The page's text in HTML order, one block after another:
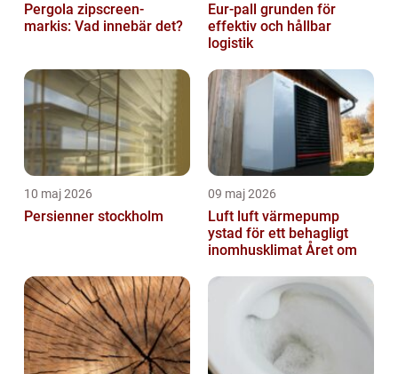
Pergola zipscreen-
markis: Vad innebär det?
Eur-pall grunden för
effektiv och hållbar
logistik
10 maj 2026
Persienner stockholm
09 maj 2026
Luft luft värmepump
ystad för ett behagligt
inomhusklimat Året om